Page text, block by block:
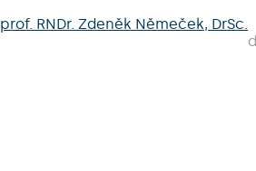
prof. RNDr. Zdeněk Němeček, DrSc.